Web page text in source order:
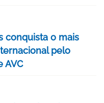
conquista o mais
pelo
AVC